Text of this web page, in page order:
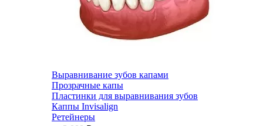
Выравнивание зубов капами
Прозрачные капы
Пластинки для выравнивания зубов
Каппы Invisalign
Ретейнеры